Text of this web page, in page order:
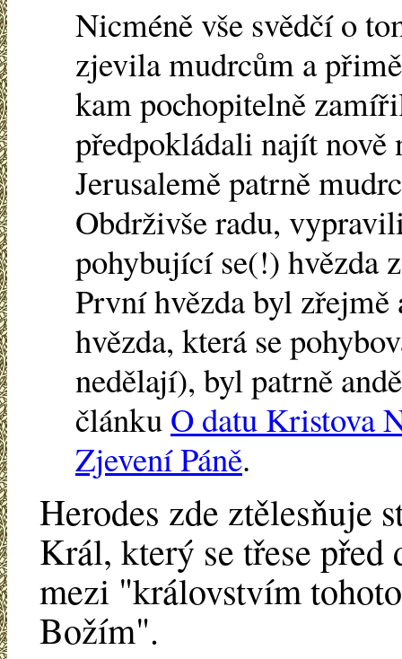
Nicméně vše svědčí o
zjevila mudrcům a
kam pochopitelně
předpokládali najít nově
Jerusalemě patrně
Obdrživše radu,
pohybující se(!) hvězda
První hvězda byl
hvězda, která se
nedělají), byl patrně
článku O datu Kristova
Zjevení Páně.
Herodes zde ztělesňuje
Král, který se třese
mezi "královstvím
Božím".